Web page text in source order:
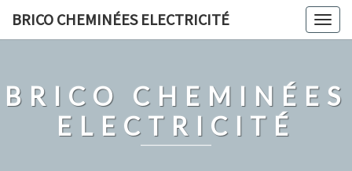
BRICO CHEMINÉES ELECTRICITÉ
BRICO CHEMINÉES
ELECTRICITÉ